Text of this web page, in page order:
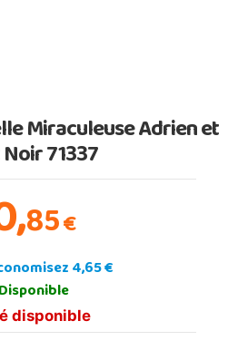
Miraculeuse Adrien et
71337
85€
4,65 €
disponible